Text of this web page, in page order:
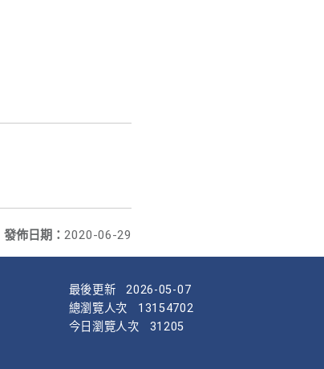
發佈日期： 2020-06-29
最後更新
2026-05-07
總瀏覽人次
13154702
今日瀏覽人次
31205